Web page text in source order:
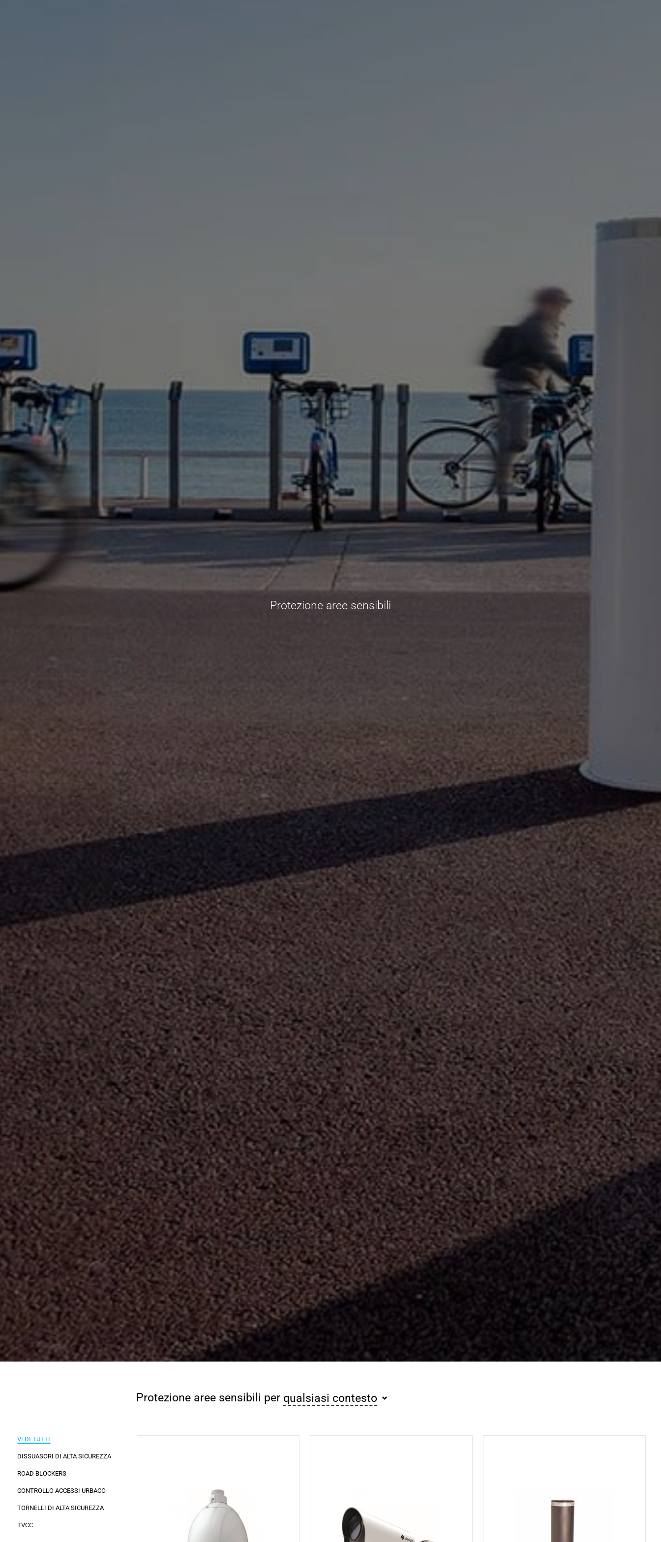
Protezione aree sensibili
VEDI TUTTI
DISSUASORI DI ALTA SICUREZZA
ROAD BLOCKERS
CONTROLLO ACCESSI URBACO
TORNELLI DI ALTA SICUREZZA
TVCC
Protezione aree sensibili per qualsiasi contesto